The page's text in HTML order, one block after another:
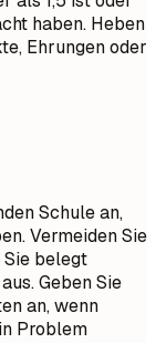
haben. Heben
Ehrungen oder
Schule an,
Vermeiden Sie
Sie belegt
Geben Sie
an, wenn
Problem